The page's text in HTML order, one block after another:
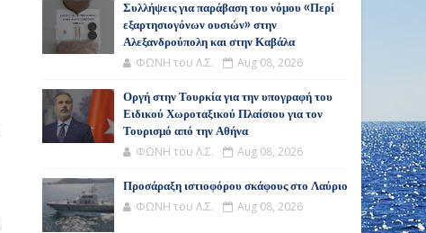
Συλλήψεις για παράβαση του νόμου «Περί
εξαρτησιογόνων ουσιών» στην
Αλεξανδρούπολη και στην Καβάλα
ΦΩΝΗ του Λ.Σ. Aug 08, 2026
Οργή στην Τουρκία για την υπογραφή του
Ειδικού Χωροταξικού Πλαίσιου για τον
Τουρισμό από την Αθήνα
ΦΩΝΗ του Λ.Σ. Aug 08, 2026
Προσάραξη ιστιοφόρου σκάφους στο Λαύριο
ΦΩΝΗ του Λ.Σ. Aug 08, 2026